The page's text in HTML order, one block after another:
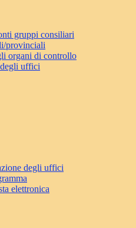
gruppi consiliari
provinciali
organi di controllo
uffici
degli uffici
elettronica